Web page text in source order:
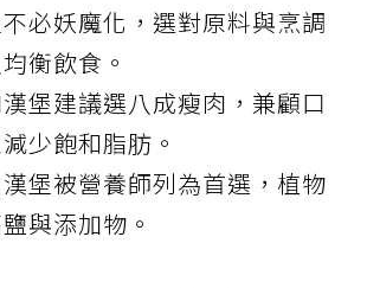
必妖魔化，選對原料與烹調
衡飲食。
堡建議選八成瘦肉，兼顧口
少飽和脂肪。
堡被營養師列為首選，植物
與添加物。